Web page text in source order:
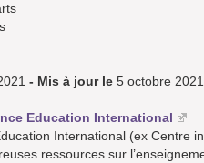
- Mis à jour le 5 octobre 2021
Education International
International (ex Centre
ressources sur